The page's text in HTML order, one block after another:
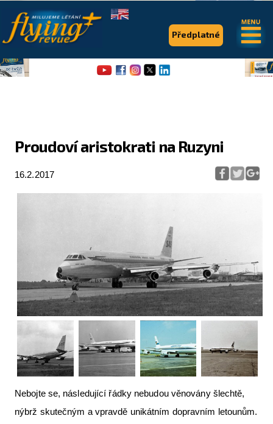
Proudoví aristokrati na Ruzyni
16.2.2017
Nebojte se, následující řádky nebudou věnovány šlechtě,
nýbrž skutečným a vpravdě unikátním dopravním letounům.
Předplatné
.
Expedice
Série & speciály
Letecká videa
Aktuální FR + archiv
Letecká muzea
VFR Communication app
Nabídky práce v letectví